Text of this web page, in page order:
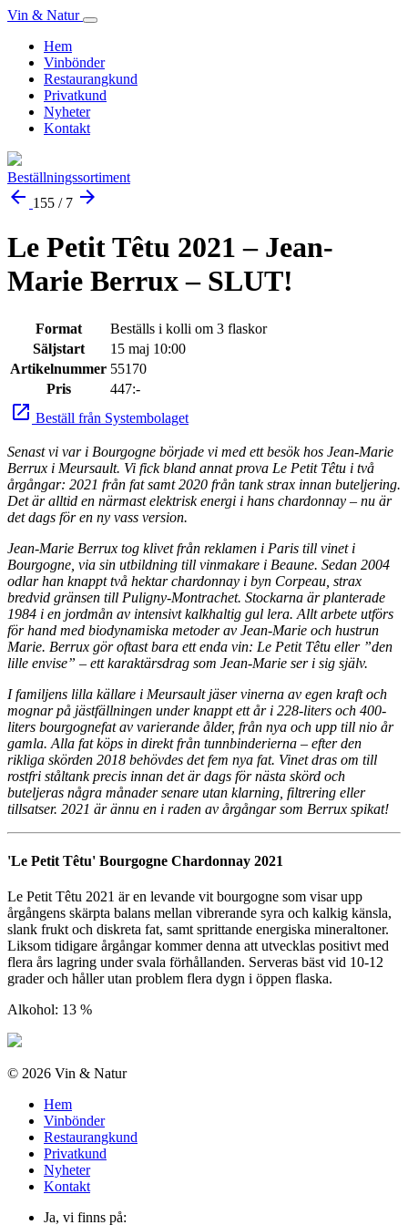
Vin & Natur
Hem
Vinbönder
Restaurangkund
Privatkund
Nyheter
Kontakt
Beställningssortiment
arrow_back 155 / 7 arrow_forward
Le Petit Têtu 2021 – Jean-
Marie Berrux – SLUT!
Format
Beställs i kolli om 3 flaskor
Säljstart
15 maj 10:00
Artikelnummer 55170
Pris
447:-
launch Beställ från Systembolaget
Senast vi var i Bourgogne började vi med ett besök hos Jean-Marie
Berrux i Meursault. Vi fick bland annat prova Le Petit Têtu i två
årgångar: 2021 från fat samt 2020 från tank strax innan buteljering.
Det är alltid en närmast elektrisk energi i hans chardonnay – nu är
det dags för en ny vass version.
Jean-Marie Berrux tog klivet från reklamen i Paris till vinet i
Bourgogne, via sin utbildning till vinmakare i Beaune. Sedan 2004
odlar han knappt två hektar chardonnay i byn Corpeau, strax
bredvid gränsen till Puligny-Montrachet. Stockarna är planterade
1984 i en jordmån av intensivt kalkhaltig gul lera. Allt arbete utförs
för hand med biodynamiska metoder av Jean-Marie och hustrun
Marie. Berrux gör oftast bara ett enda vin: Le Petit Têtu eller ”den
lille envise” – ett karaktärsdrag som Jean-Marie ser i sig själv.
I familjens lilla källare i Meursault jäser vinerna av egen kraft och
mognar på jästfällningen under knappt ett år i 228-liters och 400-
liters bourgognefat av varierande ålder, från nya och upp till nio år
gamla. Alla fat köps in direkt från tunnbinderierna – efter den
rikliga skörden 2018 behövdes det fem nya fat. Vinet dras om till
rostfri ståltank precis innan det är dags för nästa skörd och
buteljeras några månader senare utan klarning, filtrering eller
tillsatser. 2021 är ännu en i raden av årgångar som Berrux spikat!
'Le Petit Têtu' Bourgogne Chardonnay 2021
Le Petit Têtu 2021 är en levande vit bourgogne som visar upp
årgångens skärpta balans mellan vibrerande syra och kalkig känsla,
slank frukt och diskreta fat, samt sprittande energiska mineraltoner.
Liksom tidigare årgångar kommer denna att utvecklas positivt med
flera års lagring under svala förhållanden. Serveras bäst vid 10-12
grader och håller utan problem flera dygn i öppen flaska.
Alkohol: 13 %
© 2026 Vin & Natur
Hem
Vinbönder
Restaurangkund
Privatkund
Nyheter
Kontakt
Ja, vi finns på: